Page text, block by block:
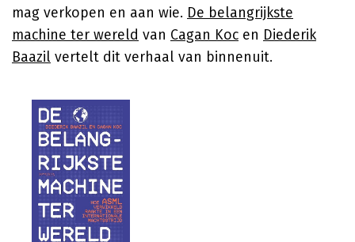
mag verkopen en aan wie. De belangrijkste
machine ter wereld van Cagan Koc en Diederik
Baazil vertelt dit verhaal van binnenuit.